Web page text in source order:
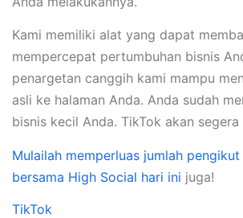
Kami memiliki alat yang dapat
mempercepat pertumbuhan bisnis
penargetan canggih kami mampu
asli ke halaman Anda. Anda sudah
bisnis kecil Anda. TikTok akan segera
Mulailah memperluas jumlah
bersama High Social hari ini juga!
TikTok